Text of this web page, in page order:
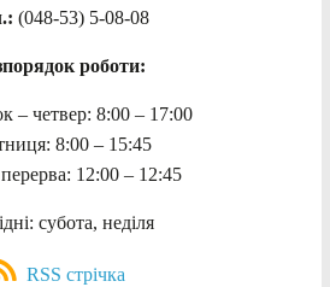
(048-53) 5-08-08
роботи:
– четвер: 8:00 – 17:00
8:00 – 15:45
12:00 – 12:45
субота, неділя
RSS стрічка